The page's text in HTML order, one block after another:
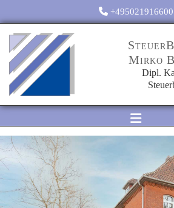
 +495021916600
Mirko
Dipl.